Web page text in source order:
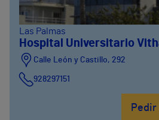
Las Palmas
Hospital Universitario
Calle León y Castillo, 292
928297151
Pedir